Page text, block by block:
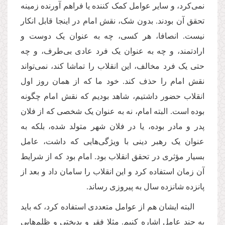
نمی‌کرد، و سایر عوامل کمک کننده یا فراهم آورنده زمینه
تحقق آن بودند. بدون شک، نقش امام در اینجا قابل انکار
نیست. انصافا، هر کسی، چه به عنوان یک دوست و
ارادتمند، و چه به عنوان یک فرد عادی بی‌طرف، و چه
حتی یک فرد مخالف، این انقلاب را تماشا کند، نمی‌تواند
نقش امام را حذف کند. خود ما که از همان روز اول
انقلاب حضور داشتیم، شاهد بودیم که نقش امام چگونه
بوده است. البته امام، نه به عنوان یک شخصی که از فلان
پدر و مادر بوده، یا در فلان شهر متولد شده، بلکه به
عنوان یک رهبر دینی با ویژگی‌هایی که داشت، عامل
بسیار مؤثری در تحقق انقلاب بود. امام بود که از شرایط
آن زمان استفاده کرد و این انقلاب را سامان داد و بعد از
پانزده شانزده سال به پیروزی رساند.
البته ایشان هم از عوامل متعددی استفاده کرد، که باید
به چند عامل اشاره کنیم. مثلا فقر و بدبختی و ظلم‌هایی